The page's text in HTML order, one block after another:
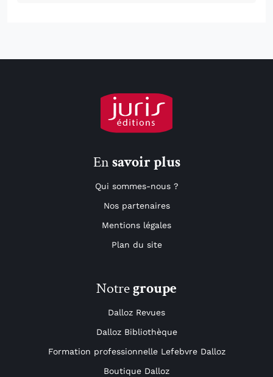
Ensavoir plus
Qui sommes-nous ?
Nos partenaires
Mentions légales
Plan du site
Notregroupe
Dalloz Revues
Dalloz Bibliothèque
Formation professionnelle Lefebvre Dalloz
Boutique Dalloz